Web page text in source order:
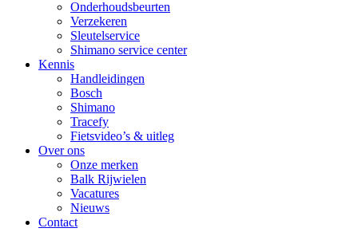
Onderhoudsbeurten
Verzekeren
Sleutelservice
Shimano service center
Kennis
Handleidingen
Bosch
Shimano
Tracefy
Fietsvideo’s & uitleg
Over ons
Onze merken
Balk Rijwielen
Vacatures
Nieuws
Contact